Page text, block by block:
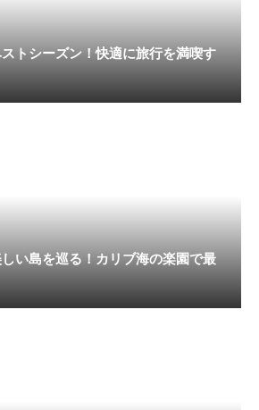
トシーズン！快適に旅行を満喫す
い島を巡る！カリブ海の楽園で最